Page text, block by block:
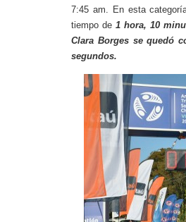
7:45 am. En esta
tiempo de 1 hora, 10
Clara Borges se quedó
segundos.